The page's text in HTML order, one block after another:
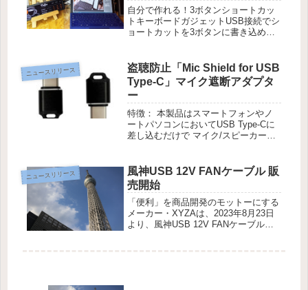
自分で作れる！3ボタンショートカッ
トキーボードガジェットUSB接続でシ
ョートカットを3ボタンに書き込める
知識不要でオリジナル３ボタンキーボ
ードが作れるガジェット「Tiny...
ニュースリリース
盗聴防止「Mic Shield for USB
Type-C」マイク遮断アダプタ
ー
特徴： 本製品はスマートフォンやノ
ートパソコンにおいてUSB Type-Cに
差し込むだけで マイク/スピーカーデ
間は各種端末の本体内蔵のマイク/ス
ピーカーを使用せず盗聴を防...
ニュースリリース
風神USB 12V FANケーブル 販
売開始
「便利」を商品開発のモットーにする
メーカー・XYZAは、2023年8月23日
より、風神USB 12V FANケーブルを